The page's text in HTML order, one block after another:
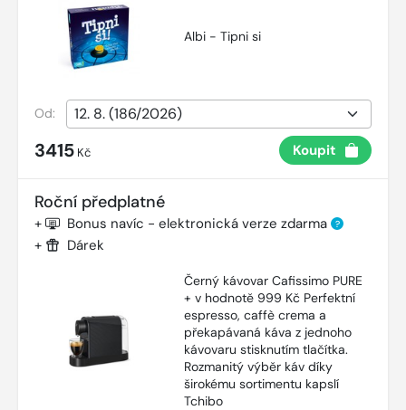
Albi - Tipni si
Od:
3415 Kč Koupit
Roční předplatné
+ Bonus navíc - elektronická verze zdarma ?
+ Dárek
Černý kávovar Cafissimo PURE
+ v hodnotě 999 Kč Perfektní
espresso, caffè crema a
překapávaná káva z jednoho
kávovaru stisknutím tlačítka.
Rozmanitý výběr káv díky
širokému sortimentu kapslí
Tchibo